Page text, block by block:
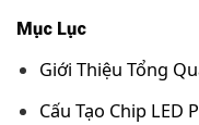
Mục Lục
Giới Thiệu Tổng
Cấu Tạo Chip LED